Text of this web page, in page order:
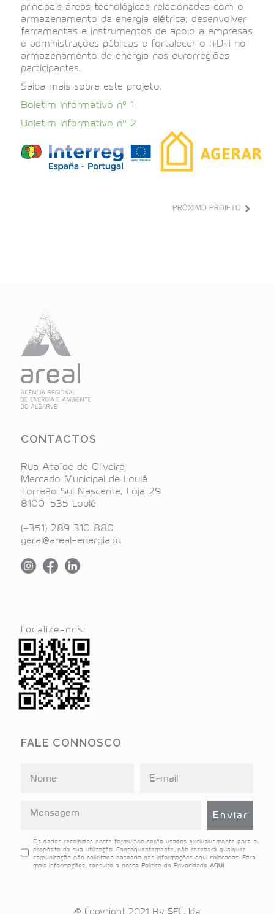
principais áreas tecnológicas relacionadas com o
armazenamento da energia elétrica; desenvolver
ferramentas e instrumentos de apoio a empresas
e administrações públicas e fortalecer o I+D+i no
armazenamento de energia nas eurorregiões
participantes.
Saiba mais sobre este projeto.
Boletim Informativo nº 1
Boletim Informativo nº 2
PRÓXIMO PROJETO
CONTACTOS
Rua Ataíde de Oliveira
Mercado Municipal de Loulé
Torreão Sul Nascente, Loja 29
8100-535 Loulé
(+351) 289 310 880
geral@areal-energia.pt
Localize-nos:
FALE CONNOSCO
Os dados recolhidos neste formulário serão usados exclusivamente para o
propósito da sua utilização. Consequentemente, não receberá qualquer
comunicação não solicitada baseada nas informações aqui colocadas. Para
mais informações, consulte a nossa Politica de Privacidade AQUI
© Copyright 2021 By SFC, lda